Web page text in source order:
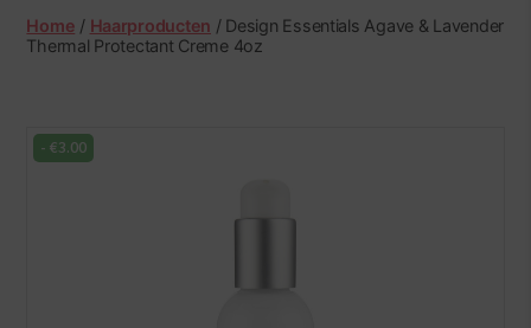
Beauty
Centre
Home / Haarproducten / Design Essentials Agave & Lavender
Thermal Protectant Creme 4oz
-€3.00